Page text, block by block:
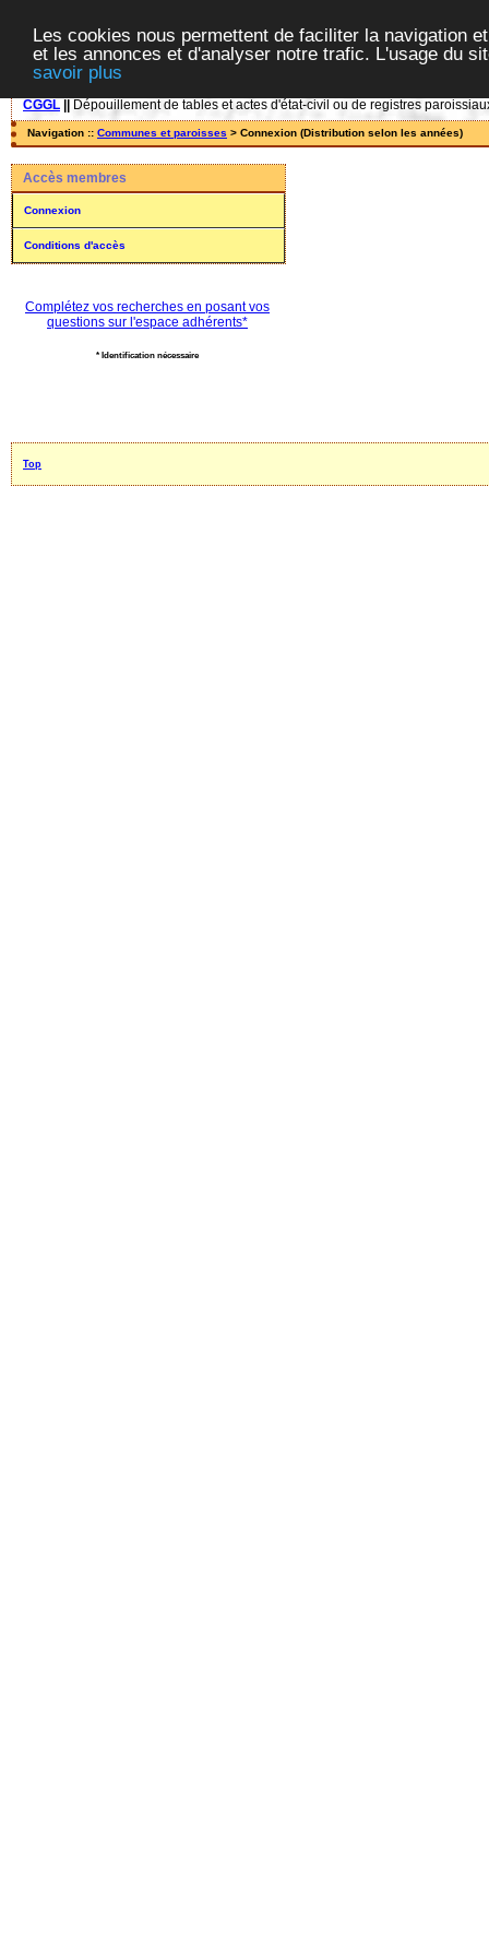
Les cookies nous permettent de faciliter la navigation
et les annonces et d'analyser notre trafic. L'usage du
savoir plus
CGGL Dépouillement de tables et actes d'état-civil ou de registres
Navigation :: Communes et paroisses > Connexion (Distribution selon les années)
Accès membres
Connexion
Conditions d'accès
Complétez vos recherches en posant vos
questions sur l'espace adhérents*
* Identification nécessaire
Top